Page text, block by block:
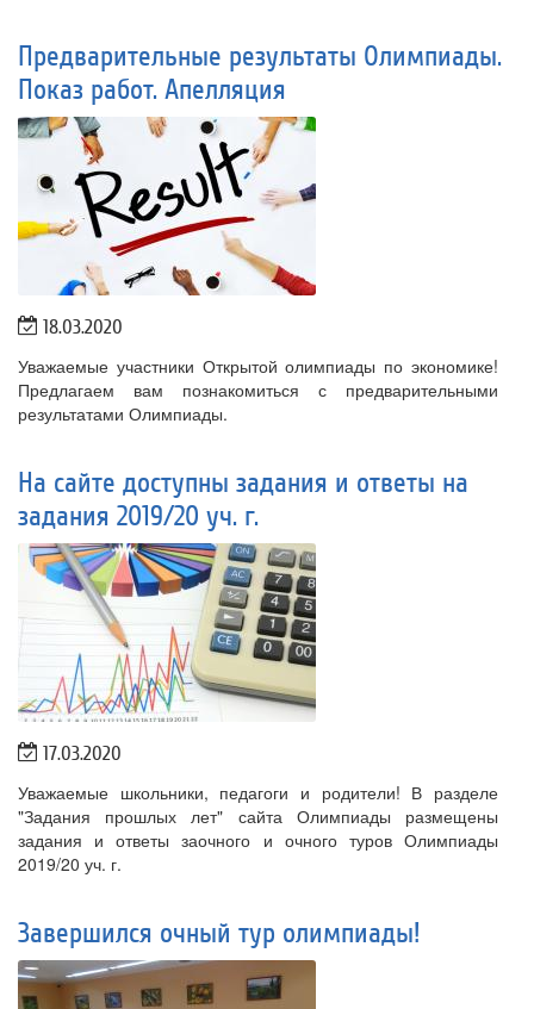
Предварительные результаты Олимпиады.
Показ работ. Апелляция
18.03.2020
Уважаемые участники Открытой олимпиады по экономике!
Предлагаем вам познакомиться с предварительными
результатами Олимпиады.
На сайте доступны задания и ответы на
задания 2019/20 уч. г.
17.03.2020
Уважаемые школьники, педагоги и родители! В разделе
"Задания прошлых лет" сайта Олимпиады размещены
задания и ответы заочного и очного туров Олимпиады
2019/20 уч. г.
Завершился очный тур олимпиады!